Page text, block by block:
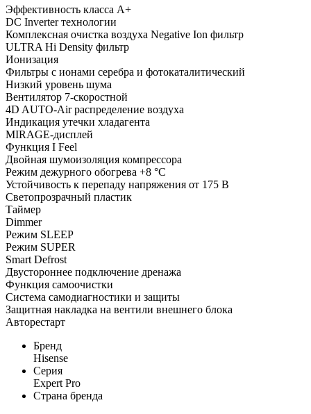
Эффективность класса А+
DC Inverter технологии
Комплексная очистка воздуха Negative Ion фильтр
ULTRA Hi Density фильтр
Ионизация
Фильтры с ионами серебра и фотокаталитический
Низкий уровень шума
Вентилятор 7-скоростной
4D AUTO-Air распределение воздуха
Индикация утечки хладагента
MIRAGE-дисплей
Функция I Feel
Двойная шумоизоляция компрессора
Режим дежурного обогрева +8 °С
Устойчивость к перепаду напряжения от 175 В
Светопрозрачный пластик
Таймер
Dimmer
Режим SLEEP
Режим SUPER
Smart Defrost
Двустороннее подключение дренажа
Функция самоочистки
Система самодиагностики и защиты
Защитная накладка на вентили внешнего блока
Авторестарт
Бренд
Hisense
Серия
Expert Pro
Страна бренда